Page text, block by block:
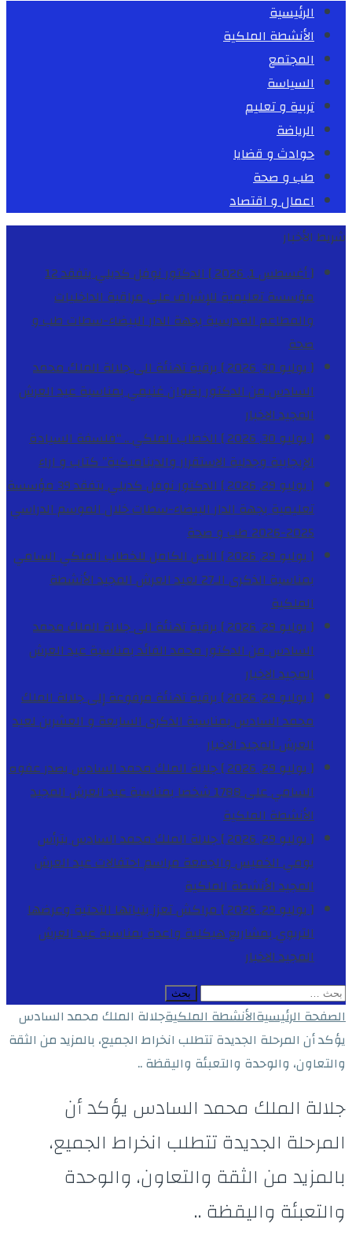
الرئيسية
الأنشطة الملكية
المجتمع
السياسة
تربية و تعليم
الرياضة
حوادث و قضايا
طب و صحة
اعمال و اقتصاد
شريط الأخبار
[ أغسطس 1, 2026 ]
الدكتور نوفل كديلي يتفقد 12
مؤسسة تعليمية للإشراف على مراقبة الداخليات
والمطاعم المدرسية بجهة الدار البيضاء-سطاتطب و
صحة
[ يوليو 30, 2026 ]
برقية تهنئة الى جلالة الملك محمد
السادس من الدكتور رضوان غنيمي بمناسبة عيد العرش
المجيدالاخبار
[ يوليو 30, 2026 ]
الخطاب الملكي .. “فلسفة السيادة
الإيجابية وجدلية الاستقرار والديناميكية”كتاب و اراء
[ يوليو 29, 2026 ]
الدكتور نوفل كديلي يتفقد 39 مؤسسة
تعليمية بجهة الدار البيضاء-سطات خلال الموسم الدراسي
2025-2026
طب و صحة
[ يوليو 29, 2026 ]
النص الكامل للخطاب الملكي السامي
بمناسبة الذكرى الـ27 لعيد العرش المجيد
الأنشطة
الملكية
[ يوليو 29, 2026 ]
برقية تهنئة الى جلالة الملك محمد
السادس من الدكتور محمد الفائد بمناسبة عيد العرش
المجيدالاخبار
[ يوليو 29, 2026 ]
برقية تهنئة مرفوعة إلى جلالة الملك
محمد السادس بمناسبة الذكرى السابعة و العشرين لعيد
العرش المجيدالاخبار
[ يوليو 29, 2026 ]
جلالة الملك محمد السادس يصدر عفوه
السامي على 1788 شخصا بمناسبة عيد العرش المجيد
الأنشطة الملكية
[ يوليو 29, 2026 ]
جلالة الملك محمد السادس يترأس
يومي الخميس والجمعة مراسم احتفالات عيد العرش
المجيدالأنشطة الملكية
[ يوليو 29, 2026 ]
مراكش تعزز بنياتها التحتية وعرضها
التربوي بمشاريع هيكلية واعدة بمناسبة عيد العرش
المجيدالاخبار
البحث
عن:
الصفحة الرئيسيةالأنشطة الملكيةجلالة الملك محمد السادس
يؤكد أن المرحلة الجديدة تتطلب انخراط الجميع، بالمزيد من الثقة
والتعاون، والوحدة والتعبئة واليقظة ..
جلالة الملك محمد السادس يؤكد أن
المرحلة الجديدة تتطلب انخراط الجميع،
بالمزيد من الثقة والتعاون، والوحدة
والتعبئة واليقظة ..